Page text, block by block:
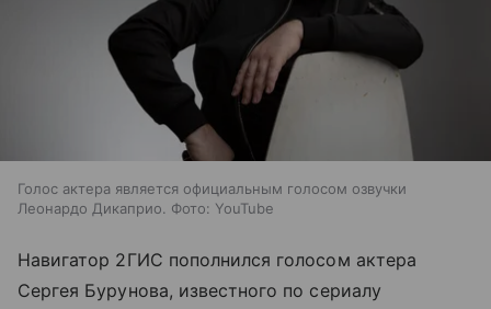
Голос актера является официальным голосом озвучки
Леонардо Дикаприо. Фото: YouTube
Навигатор 2ГИС пополнился голосом актера
Сергея Бурунова, известного по сериалу